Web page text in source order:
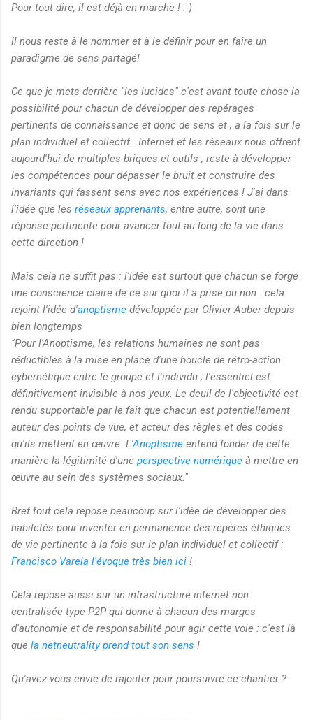
Pour tout dire, il est déjà en marche ! :-)
Il nous reste à le nommer et à le définir pour en faire un
paradigme de sens partagé!
Ce que je mets derrière "les lucides" c'est avant toute chose la
possibilité pour chacun de développer des repérages
pertinents de connaissance et donc de sens et , a la fois sur le
plan individuel et collectif...Internet et les réseaux nous offrent
aujourd'hui de multiples briques et outils , reste à développer
les compétences pour dépasser le bruit et construire des
invariants qui fassent sens avec nos expériences ! J'ai dans
l'idée que les réseaux apprenants, entre autre, sont une
réponse pertinente pour avancer tout au long de la vie dans
cette direction !
Mais cela ne suffit pas : l'idée est surtout que chacun se forge
une conscience claire de ce sur quoi il a prise ou non...cela
rejoint l'idée d'anoptisme développée par Olivier Auber depuis
bien longtemps
"Pour l'Anoptisme, les relations humaines ne sont pas
réductibles à la mise en place d'une boucle de rétro-action
cybernétique entre le groupe et l'individu ; l'essentiel est
définitivement invisible à nos yeux. Le deuil de l'objectivité est
rendu supportable par le fait que chacun est potentiellement
auteur des points de vue, et acteur des règles et des codes
qu'ils mettent en œuvre. L'Anoptisme entend fonder de cette
manière la légitimité d'une perspective numérique à mettre en
œuvre au sein des systèmes sociaux."
Bref tout cela repose beaucoup sur l'idée de développer des
habiletés pour inventer en permanence des repères éthiques
de vie pertinente à la fois sur le plan individuel et collectif :
Francisco Varela l'évoque très bien ici !
Cela repose aussi sur un infrastructure internet non
centralisée type P2P qui donne à chacun des marges
d'autonomie et de responsabilité pour agir cette voie : c'est là
que la netneutrality prend tout son sens !
Qu'avez-vous envie de rajouter pour poursuivre ce chantier ?